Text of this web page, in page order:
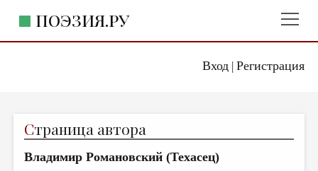
Вход| Регистрация
ПОЭЗИЯ.РУ
ЖАНРЫ
АВТОРЫ
Страница автора
Владимир Романовский (Техасец)